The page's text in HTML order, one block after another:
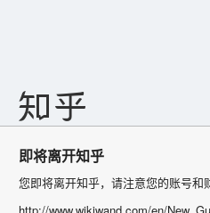
即将离开知乎
您即将离开知乎，请注意您的账号和